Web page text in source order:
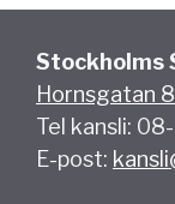
Stockholms
Hornsgatan
Tel kansli:
E-post: